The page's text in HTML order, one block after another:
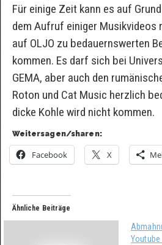
Für einige Zeit kann es auf
dem Aufruf einiger Musikvideos
auf OLJO zu bedauernswerten
kommen. Es darf sich bei
GEMA, aber auch den
Roton und Cat Music herzlich
dicke Kohle wird nicht kommen.
Weitersagen/sharen:
Facebook X
Ähnliche Beiträge
Youtube